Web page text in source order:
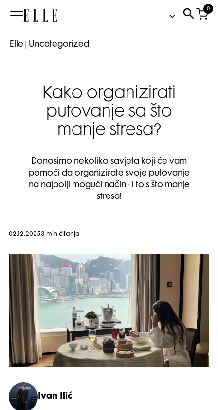
Elle
0
Elle Uncategorized
Kako organizirati
putovanje sa što
manje stresa?
Donosimo nekoliko savjeta koji će vam
pomoći da organizirate svoje putovanje
na najbolji mogući način - i to s što manje
stresa!
02.12.20253 min čitanja
Ivan Ilić